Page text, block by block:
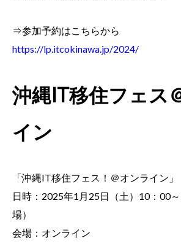
⇒参加予約はこちらから
https://lp.itcokinawa.jp/2024/
沖縄IT移住フェス
イン
「沖縄IT移住フェス！＠オンライン」
日時：2025年1月25日（土）10：00
場）
会場：オンライン